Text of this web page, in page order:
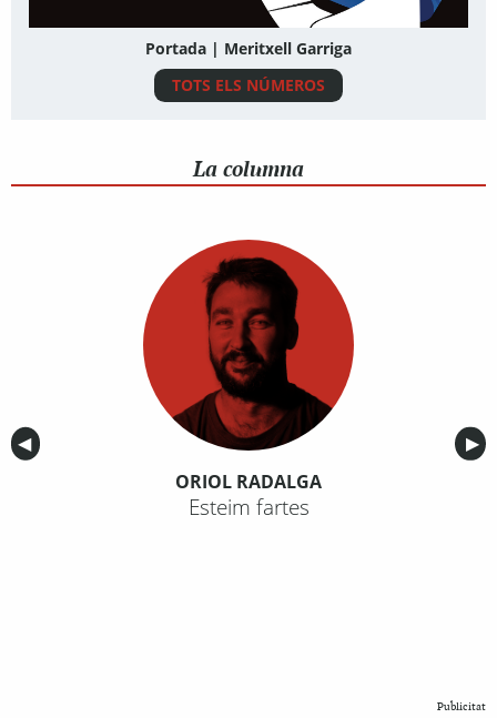
Portada | Meritxell Garriga
TOTS ELS NÚMEROS
La columna
Anterior
◀︎ ▶︎
ORIOL RADALGA
Esteim fartes
Publicitat